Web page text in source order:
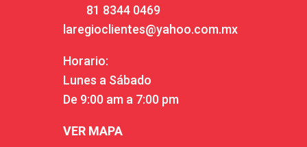
81 8344 0469
laregioclientes@yahoo.com.mx
Horario:
Lunes a Sábado
De 9:00 am a 7:00 pm
VER MAPA